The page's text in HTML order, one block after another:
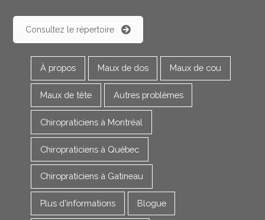
Consultez le répertoire
À propos Maux de dos Maux de cou
Maux de tête Autres problèmes
Chiropraticiens à Montréal
Chiropraticiens à Québec
Chiropraticiens à Gatineau
Plus d'informations Blogue